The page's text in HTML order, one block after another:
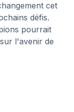
cet
défis.
pourrait
l'avenir de